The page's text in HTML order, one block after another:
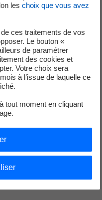
en
et accéder à un
Open Data d'EDF.
les choix que vous avez
ces traitements de vos
Le bouton «
de paramétrer
des cookies et
Votre choix sera
à l’issue de laquelle ce
tout moment en cliquant